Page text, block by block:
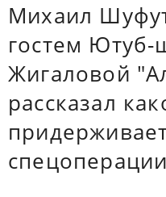
Михаил
гостем
Жигаловой
рассказал